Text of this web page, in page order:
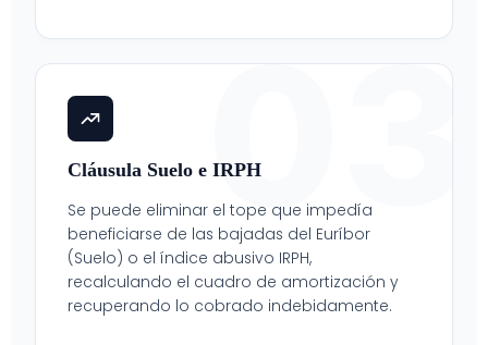
03
Cláusula Suelo e IRPH
Se puede eliminar el tope que impedía
beneficiarse de las bajadas del Euríbor
(Suelo) o el índice abusivo IRPH,
recalculando el cuadro de amortización y
recuperando lo cobrado indebidamente.